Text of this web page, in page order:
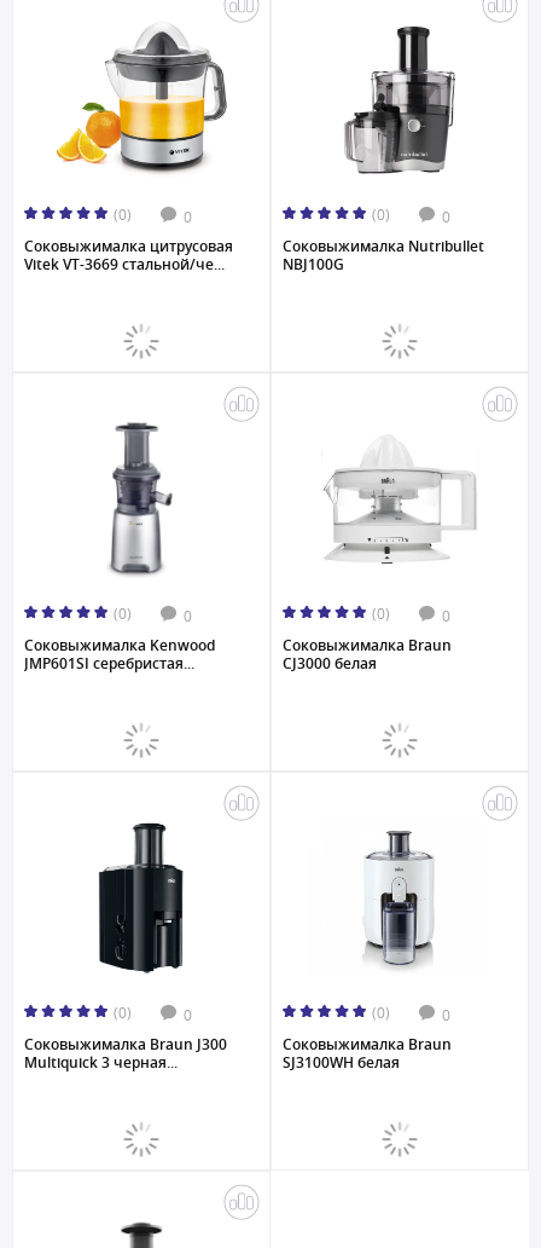
(0) 0
Соковыжималка цитрусовая
Vitek VT-3669 стальной/че...
(0) 0
Соковыжималка Nutribullet
NBJ100G
(0) 0
Соковыжималкa Kenwood
JMP601SI серебристая...
(0) 0
Соковыжималкa Braun
CJ3000 белая
(0) 0
Соковыжималкa Braun J300
Multiquick 3 черная...
(0) 0
Соковыжималкa Braun
SJ3100WH белая